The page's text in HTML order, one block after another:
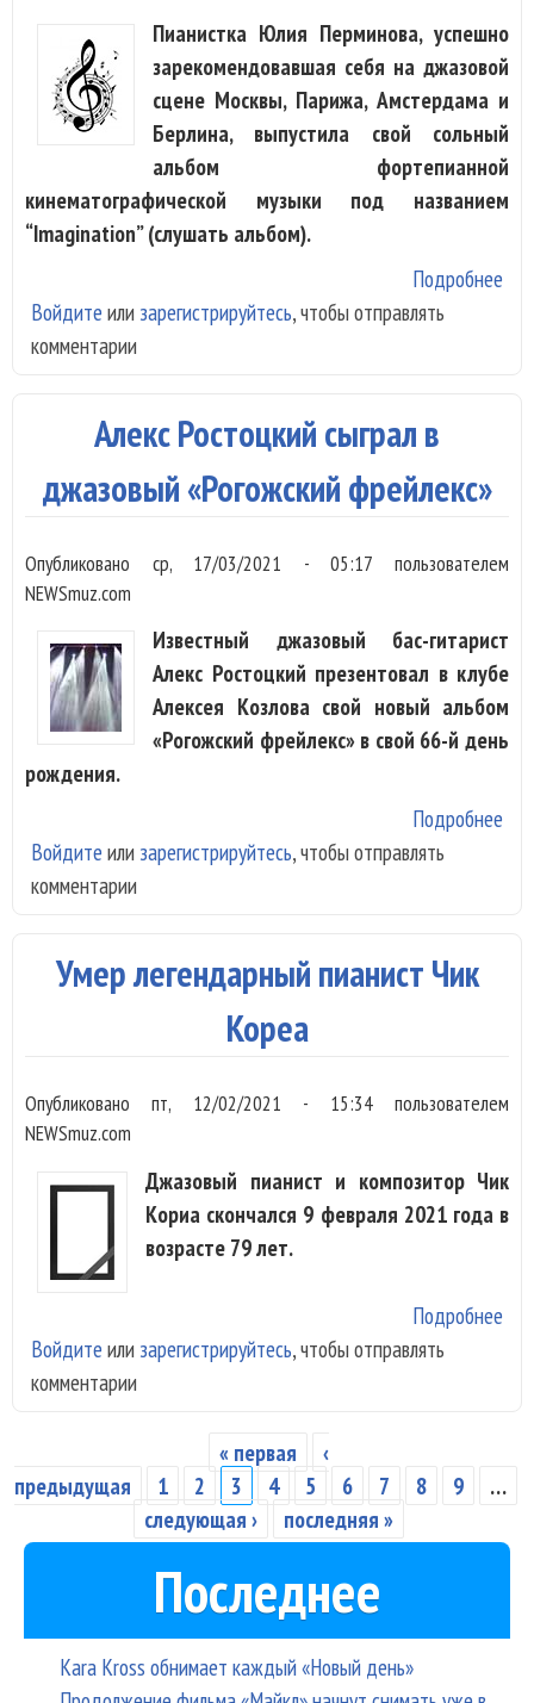
Пианистка Юлия Перминова, успешно
зарекомендовавшая себя на джазовой
сцене Москвы, Парижа, Амстердама и
Берлина, выпустила свой сольный
альбом фортепианной
кинематографической музыки под названием
“Imagination” (слушать альбом).
Подробнее
Войдите или зарегистрируйтесь, чтобы отправлять
комментарии
Алекс Ростоцкий сыграл в
джазовый «Рогожский фрейлекс»
Опубликовано ср, 17/03/2021 - 05:17 пользователем
NEWSmuz.com
Известный джазовый бас-гитарист
Алекс Ростоцкий презентовал в клубе
Алексея Козлова свой новый альбом
«Рогожский фрейлекс» в свой 66-й день
рождения.
Подробнее
Войдите или зарегистрируйтесь, чтобы отправлять
комментарии
Умер легендарный пианист Чик
Кореа
Опубликованопт, 12/02/2021 - 15:34пользователем
NEWSmuz.com
Джазовый пианист и композитор Чик
Кориа скончался 9 февраля 2021 года в
возрасте 79 лет.
Подробнее
Войдите или зарегистрируйтесь, чтобы отправлять
комментарии
Страницы
« первая
‹
предыдущая
1 2 3 4 5 6 7 8 9
…
следующая ›
последняя »
Последнее
Kara Kross обнимает каждый «Новый день»